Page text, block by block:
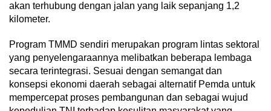
akan terhubung dengan jalan yang laik sepanjang 1,2
kilometer.
Program TMMD sendiri merupakan program lintas sektoral
yang penyelengaraannya melibatkan beberapa lembaga
secara terintegrasi. Sesuai dengan semangat dan
konsepsi ekonomi daerah sebagai alternatif Pemda untuk
mempercepat proses pembangunan dan sebagai wujud